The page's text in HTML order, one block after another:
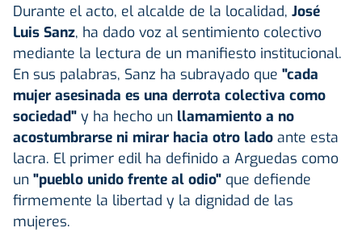
Durante el acto, el alcalde de la localidad, José
Luis Sanz, ha dado voz al sentimiento colectivo
mediante la lectura de un manifiesto institucional.
En sus palabras, Sanz ha subrayado que "cada
mujer asesinada es una derrota colectiva como
sociedad" y ha hecho un llamamiento a no
acostumbrarse ni mirar hacia otro lado ante esta
lacra. El primer edil ha definido a Arguedas como
un "pueblo unido frente al odio" que defiende
firmemente la libertad y la dignidad de las
mujeres.